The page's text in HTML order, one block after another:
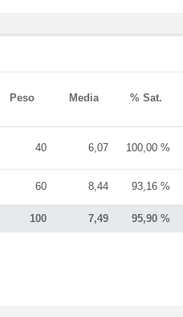
Peso Media % Sat.
100 7,49 95,90 %
40 6,07 100,00 %
60 8,44 93,16 %